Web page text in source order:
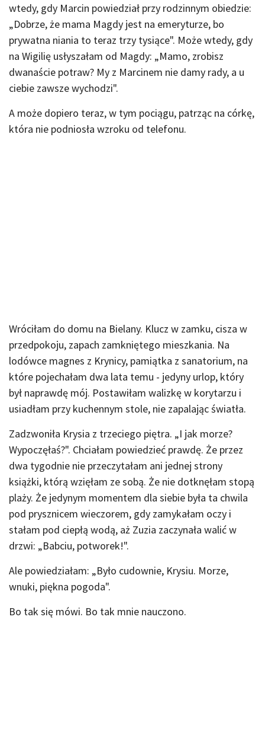
wtedy, gdy Marcin powiedział przy rodzinnym obiedzie:
„Dobrze, że mama Magdy jest na emeryturze, bo
prywatna niania to teraz trzy tysiące". Może wtedy, gdy
na Wigilię usłyszałam od Magdy: „Mamo, zrobisz
dwanaście potraw? My z Marcinem nie damy rady, a u
ciebie zawsze wychodzi".
A może dopiero teraz, w tym pociągu, patrząc na córkę,
która nie podniosła wzroku od telefonu.
Wróciłam do domu na Bielany. Klucz w zamku, cisza w
przedpokoju, zapach zamkniętego mieszkania. Na
lodówce magnes z Krynicy, pamiątka z sanatorium, na
które pojechałam dwa lata temu - jedyny urlop, który
był naprawdę mój. Postawiłam walizkę w korytarzu i
usiadłam przy kuchennym stole, nie zapalając światła.
Zadzwoniła Krysia z trzeciego piętra. „I jak morze?
Wypoczęłaś?". Chciałam powiedzieć prawdę. Że przez
dwa tygodnie nie przeczytałam ani jednej strony
książki, którą wzięłam ze sobą. Że nie dotknęłam stopą
plaży. Że jedynym momentem dla siebie była ta chwila
pod prysznicem wieczorem, gdy zamykałam oczy i
stałam pod ciepłą wodą, aż Zuzia zaczynała walić w
drzwi: „Babciu, potworek!".
Ale powiedziałam: „Było cudownie, Krysiu. Morze,
wnuki, piękna pogoda".
Bo tak się mówi. Bo tak mnie nauczono.